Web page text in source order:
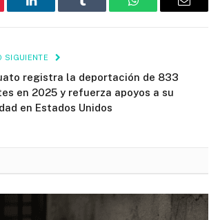
LinkedIn Tumblr WhatsAppEmail
SIGUIENTE
registra la deportación de 833
en 2025 y refuerza apoyos a su
en Estados Unidos